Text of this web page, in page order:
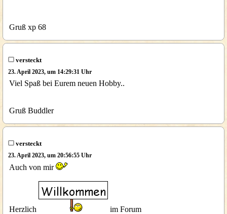
Gruß xp 68
versteckt
23. April 2023, um 14:29:31 Uhr
Viel Spaß bei Eurem neuen Hobby..
Gruß Buddler
versteckt
23. April 2023, um 20:56:55 Uhr
Auch von mir
Herzlich im Forum